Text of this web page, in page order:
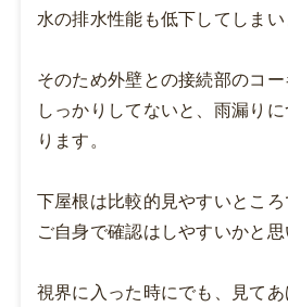
水の排水性能も低下してしまい
そのため外壁との接続部のコ
しっかりしてないと、雨漏り
ります。
下屋根は比較的見やすいところ
ご自身で確認はしやすいかと思
視界に入った時にでも、見てあ